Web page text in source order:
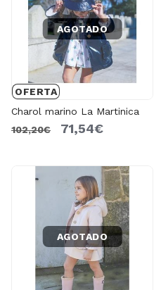
OFERTA
AGOTADO
Charol marino La Martinica
102,20€
71,54€
AGOTADO